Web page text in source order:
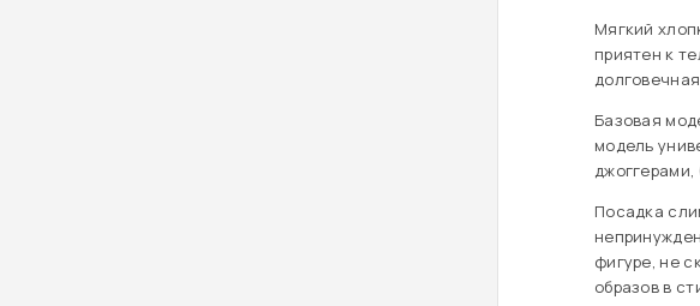
Мягкий
приятен к
Базовая
модель
Посадка
фигуре, не
образов в